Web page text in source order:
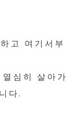
고 여기서부
심히 살아가
다.